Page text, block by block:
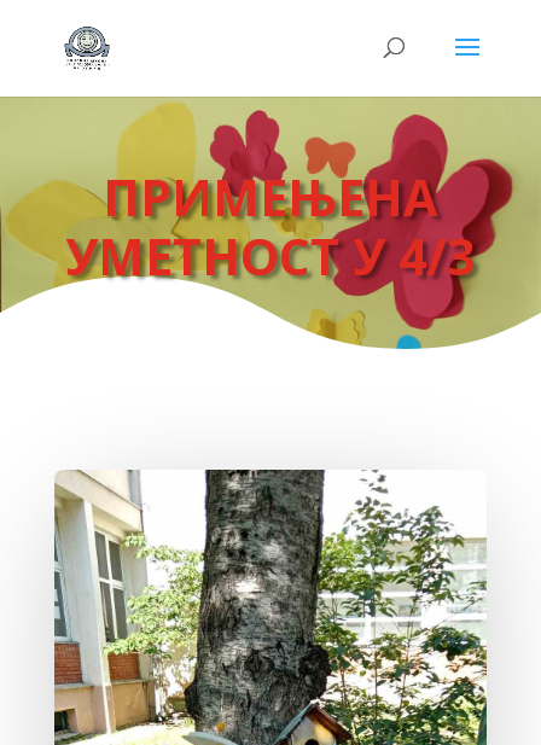
ПРИМЕЊЕНА
УМЕТНОСТ У 4/3